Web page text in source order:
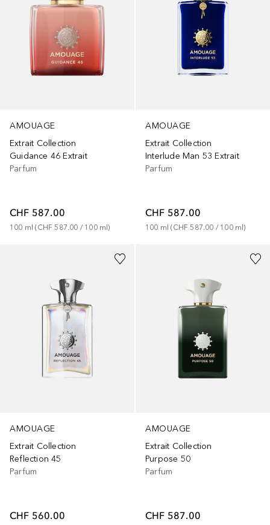
AMOUAGE
Extrait Collection
Guidance 46 Extrait
Parfum
CHF 587.00
100 ml (CHF 587.00 / 100 ml)
AMOUAGE
Extrait Collection
Interlude Man 53 Extrait
Parfum
CHF 587.00
100 ml (CHF 587.00 / 100 ml)
AMOUAGE
Extrait Collection
Reflection 45
Parfum
CHF 560.00
AMOUAGE
Extrait Collection
Purpose 50
Parfum
CHF 587.00